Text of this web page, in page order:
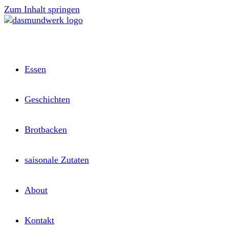
Zum Inhalt springen
Essen
Geschichten
Brotbacken
saisonale Zutaten
About
Kontakt